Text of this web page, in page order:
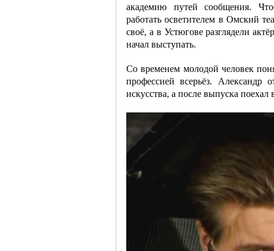
академию путей сообщения.
работать осветителем в Омский
своё, а в Устюгове разглядели
начал выступать.
Со временем молодой человек
профессией всерьёз. Александр
искусства, а после выпуска